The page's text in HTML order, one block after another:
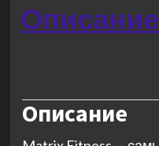
Описание
Описание